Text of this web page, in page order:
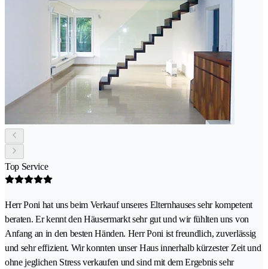
Top Service
Herr Poni hat uns beim Verkauf unseres Elternhauses sehr kompetent
beraten. Er kennt den Häusermarkt sehr gut und wir fühlten uns von
Anfang an in den besten Händen. Herr Poni ist freundlich, zuverlässig
und sehr effizient. Wir konnten unser Haus innerhalb kürzester Zeit und
ohne jeglichen Stress verkaufen und sind mit dem Ergebnis sehr